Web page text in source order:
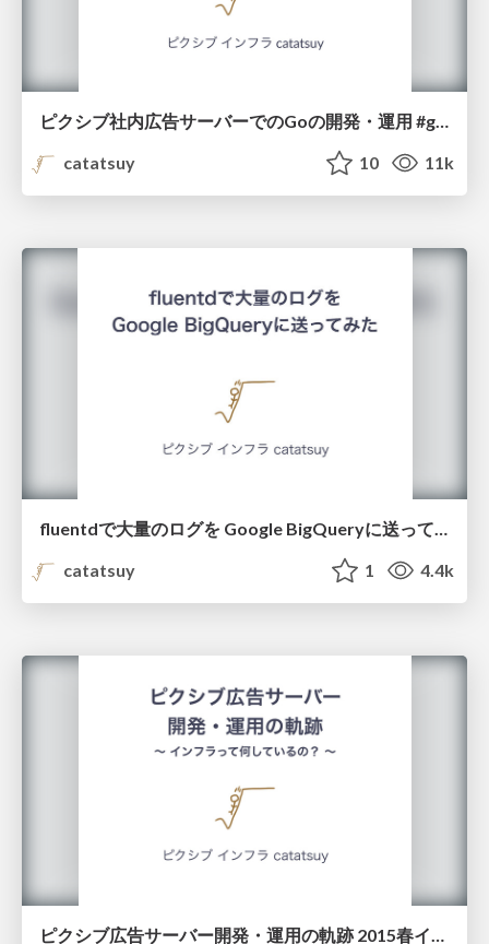
ピクシブ社内広告サーバーでのGoの開発・運用 #gocon /p_ads_server_gocon2015
catatsuy
10 11k
catatsuy
1 4.4k
ピクシブ広告サーバー開発・運用の軌跡 2015春インターン講義資料